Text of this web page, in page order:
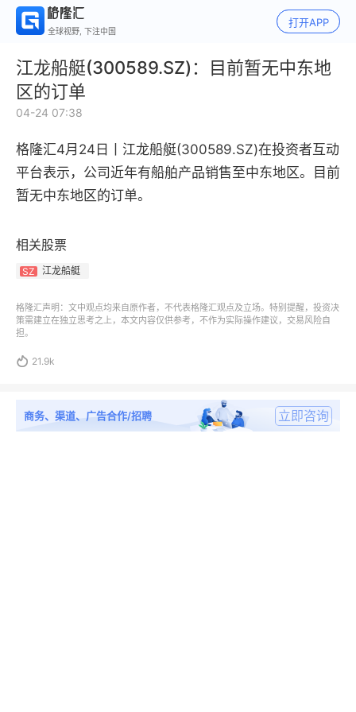
全球视野, 下注中国
打开APP
江龙船艇(300589.SZ)：目前暂无中东地
区的订单
04-24 07:38
格隆汇4月24日丨 江龙船艇(300589.SZ)在投资者互动
平台表示，公司近年有船舶产品销售至中东地区。目前
暂无中东地区的订单。
相关股票
SZ 江龙船艇
格隆汇声明：文中观点均来自原作者，不代表格隆汇观点及立场。特别提醒，投资决
策需建立在独立思考之上，本文内容仅供参考，不作为实际操作建议，交易风险自
担。
 21.9k
商务、渠道、广告合作/招聘 立即咨询